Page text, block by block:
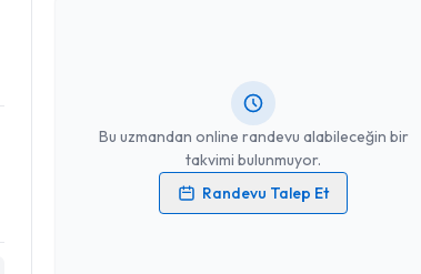
Bu uzmandan online randevu alabileceğin bir
takvimi bulunmuyor.
Randevu Talep Et
Kişisel verilerimin işlenmesine ilişkinAydınlatma Metni